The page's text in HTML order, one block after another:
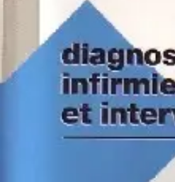
Infirmiers à Domicile
Pratiques et erreurs
Choix de l'infirmier
InnovationCommunication et Pratiques
Infirmiers à Domicile